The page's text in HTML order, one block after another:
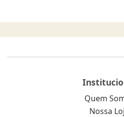
Quem
Nossa